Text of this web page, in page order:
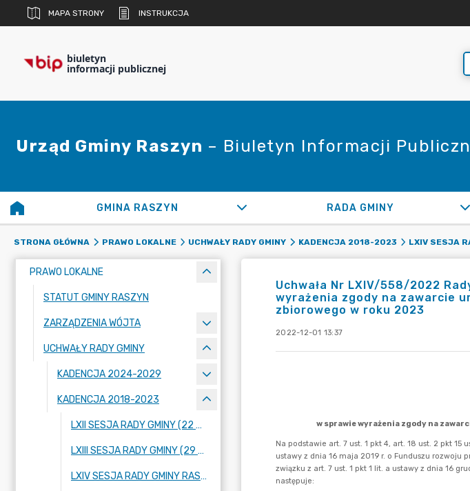
MAPA STRONY INSTRUKCJA
biuletyn
informacji publicznej
Urząd Gminy Raszyn – Biuletyn Informacji
GMINA RASZYN RADA GMINY
STRONA GŁÓWNA PRAWO LOKALNE UCHWAŁY RADY GMINY KADENCJA 2018-2023 LXIV SESJA
PRAWO LOKALNE
STATUT GMINY RASZYN
ZARZĄDZENIA WÓJTA
UCHWAŁY RADY GMINY
KADENCJA 2024-2029
KADENCJA 2018-2023
LXII SESJA RADY GMINY (22 WRZEŚNIA 2022 ROKU)
LXIII SESJA RADY GMINY (29 WRZEŚNIA 2022 ROKU)
LXIV SESJA RADY GMINY RASZYN (20 PAŹDZIERNIKA 2022 ROKU)
Uchwała Nr LXIV/558/2022
wyrażenia zgody na zawarcie
zbiorowego w roku 2023
2022-12-01 13:37